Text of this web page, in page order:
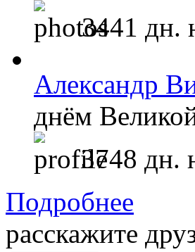
3441 дн.
Александр
днём
3748 дн.
Подробнее
расскажите